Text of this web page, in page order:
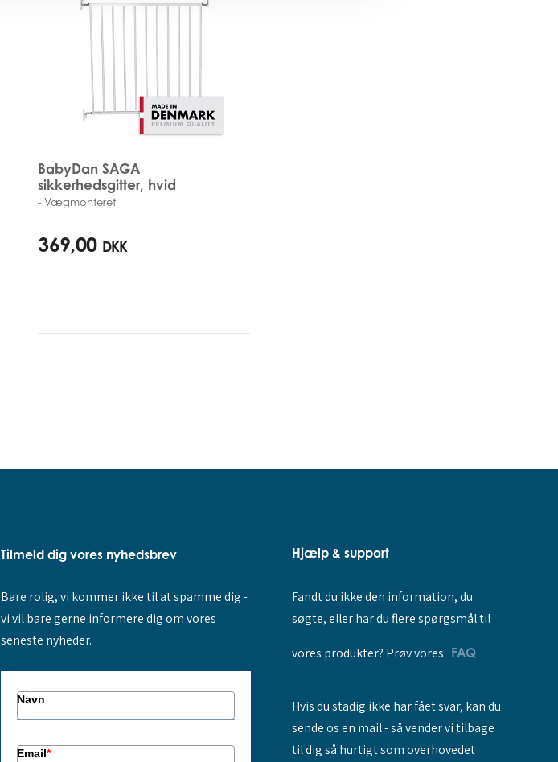
BabyDan SAGA
sikkerhedsgitter, hvid
- Vægmonteret
369,00 DKK
Tilmeld dig vores nyhedsbrev
Bare rolig, vi kommer ikke til at spamme dig -
vi vil bare gerne informere dig om vores
seneste nyheder.
Navn
Email*
Hjælp & support
Fandt du ikke den information, du
søgte, eller har du flere spørgsmål til
vores produkter? Prøv vores: FAQ
Hvis du stadig ikke har fået svar, kan du
sende os en mail - så vender vi tilbage
til dig så hurtigt som overhovedet